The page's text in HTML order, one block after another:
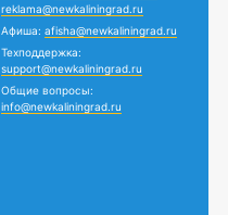
reklama@newkaliningrad.ru
Афиша: afisha@newkaliningrad.ru
Техподдержка:
support@newkaliningrad.ru
Общие вопросы:
info@newkaliningrad.ru